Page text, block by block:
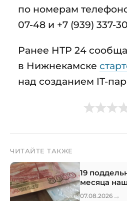
по номерам
07-48 и +7 (939) 337-
Ранее НТР 24
в Нижнекамске
над созданием IT-
ЧИТАЙТЕ ТАКЖЕ
19
месяца
07.08.2026 →